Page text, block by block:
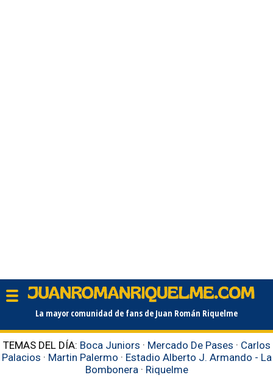
La mayor comunidad de fans de Juan Román Riquelme
TEMAS DEL DÍA: Boca Juniors · Mercado De Pases · Carlos
Palacios · Martin Palermo · Estadio Alberto J. Armando - La
Bombonera · Riquelme